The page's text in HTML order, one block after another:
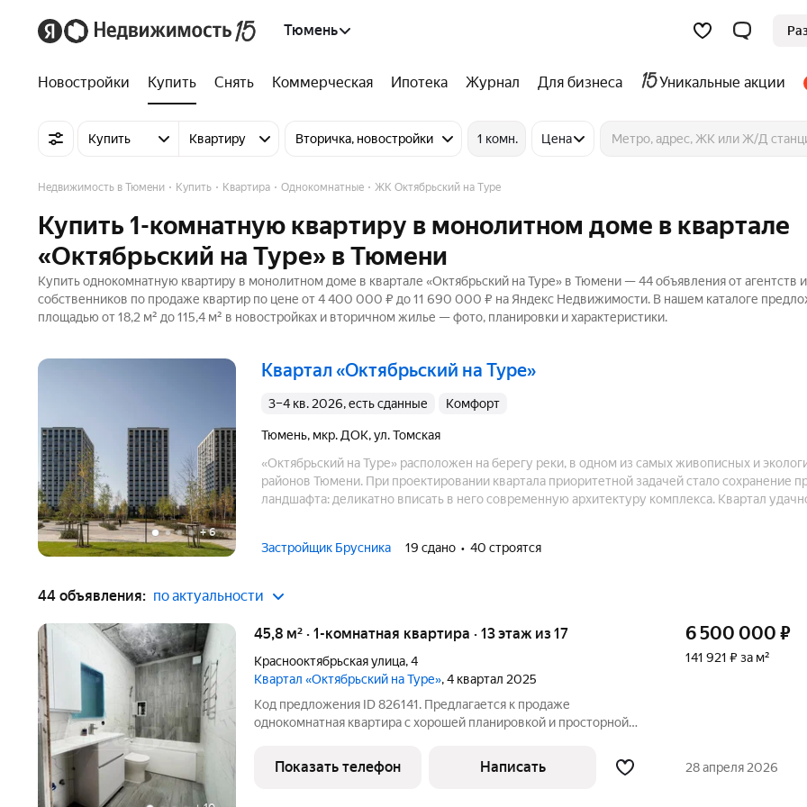
Тюмень
Новостройки Купить Снять Коммерческая Ипотека Журнал Для бизнеса Уникальные акции
Купить Квартиру Вторичка, новостройки 1 комн. Цена
Недвижимость в Тюмени Купить Квартира Однокомнатные ЖК Октябрьский на Туре
Купить 1-комнатную квартиру в монолитном доме в квартале
«Октябрьский на Туре» в Тюмени
Купить однокомнатную квартиру в монолитном доме в квартале «Октябрьский на Туре» в Тюмени — 44 объявления от агентств и
собственников по продаже квартир по цене от 4 400 000 ₽ до 11 690 000 ₽ на Яндекс Недвижимости. В нашем каталоге
площадью от 18,2 м² до 115,4 м² в новостройках и вторичном жилье — фото, планировки и характеристики.
квартал «Октябрьский на Туре»
3–4 кв. 2026, есть сданные комфорт
Тюмень, мкр. ДОК,ул. Томская
«Октябрьский на Туре» расположен на берегу реки, в одном из самых живописных и
районов Тюмени. При проектировании квартала приоритетной задачей стало сохранение
ландшафта: деликатно вписать в него современную архитектуру комплекса. Квартал
Застройщик Брусника
19 сдано 40 строятся
+6
44 объявления: по актуальности
45,8 м² · 1-комнатная квартира · 13 этаж из 17
Краснооктябрьская улица,4
Квартал «Октябрьский на Туре», 4 квартал 2025
Код предложения ID 826141. Предлагается к продаже
однокомнатная квартира с хорошей планировкой и просторной
"Октябрьский на Туре". Красивая входная группа в доме.
Совмещенный санузел, хороших
6 500 000 ₽
141 921 ₽ за м²
Показать телефон Написать 28 апреля 2026